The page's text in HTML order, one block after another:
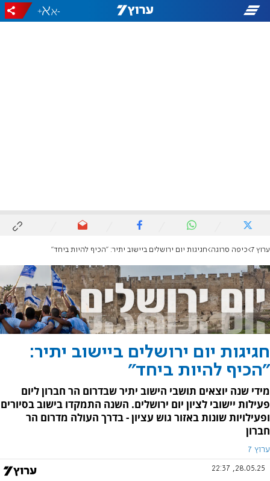
-
+
ערוץ 7 כיפה סרוגה חגיגות יום ירושלים ביישוב יתיר: "הכיף להיות ביחד"
חגיגות יום ירושלים ביישוב יתיר:
"הכיף להיות ביחד"
מידי שנה יוצאים תושבי הישוב יתיר שבדרום הר חברון ליום
פעילות יישובי לציון יום ירושלים. השנה התמקדו בישוב בסיורים
ופעילויות שונות באזור גוש עציון - בדרך העולה מדרום הר
חברון
ערוץ 7
28.05.25, 22:37